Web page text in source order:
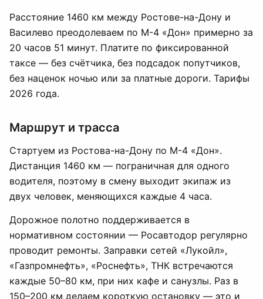
Расстояние 1460 км между Ростове-на-Дону и
Василево преодолеваем по М-4 «Дон» примерно за
20 часов 51 минут. Платите по фиксированной
таксе — без счётчика, без подсадок попутчиков,
без наценок ночью или за платные дороги. Тарифы
2026 года.
Маршрут и трасса
Стартуем из Ростова-на-Дону по М-4 «Дон».
Дистанция 1460 км — пограничная для одного
водителя, поэтому в смену выходит экипаж из
двух человек, меняющихся каждые 4 часа.
Дорожное полотно поддерживается в
нормативном состоянии — Росавтодор регулярно
проводит ремонты. Заправки сетей «Лукойл»,
«Газпромнефть», «Роснефть», ТНК встречаются
каждые 50–80 км, при них кафе и санузлы. Раз в
150–200 км делаем короткую остановку — это и